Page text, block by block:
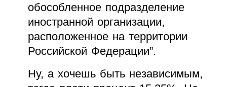
обособленное подразделение
иностранной организации,
расположенное на территории
Российской Федерации”.
Ну, а хочешь быть независимым,